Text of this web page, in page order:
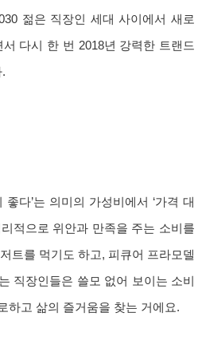
젊은 직장인 세대 사이에서 새로
다시 한 번 2018년 강력한 트랜드
좋다’는 의미의 가성비에서 ‘가격 대
적으로 위안과 만족을 주는 소비를
트를 먹기도 하고, 피큐어 프라모델
직장인들은 쓸모 없어 보이는 소비
하고 삶의 즐거움을 찾는 거에요.